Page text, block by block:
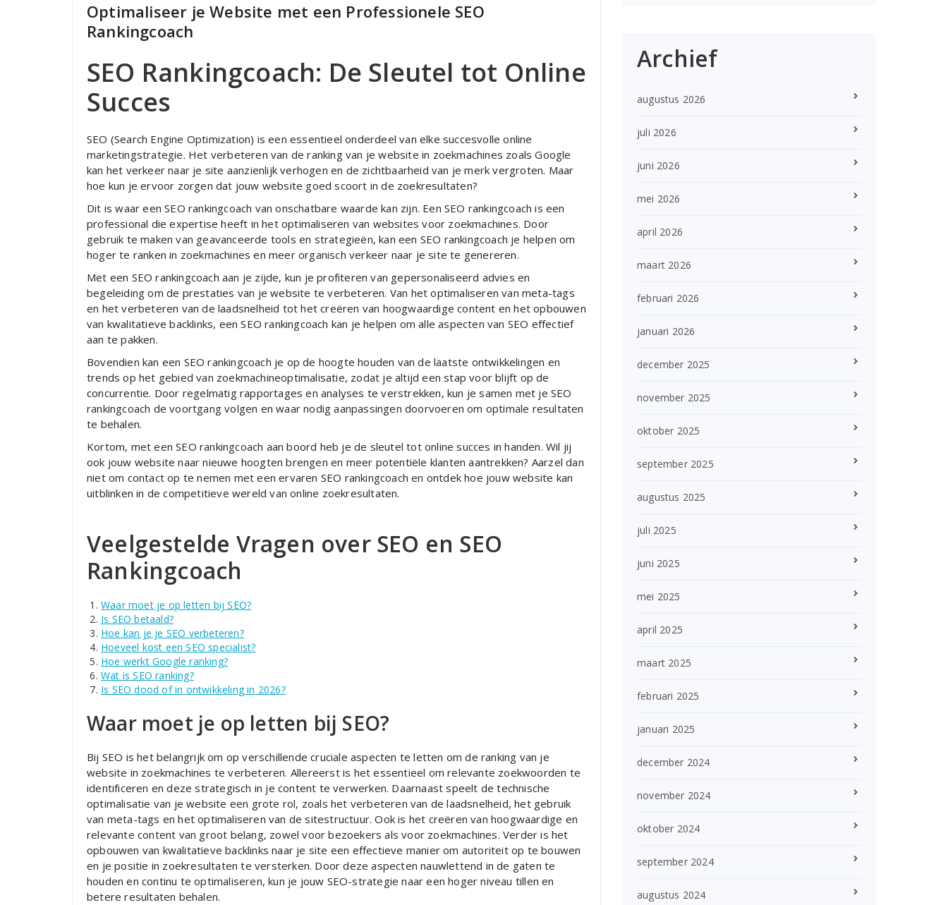
Optimaliseer je Website met een Professionele SEO
Rankingcoach
SEO Rankingcoach: De Sleutel tot Online
Succes
SEO (Search Engine Optimization) is een essentieel onderdeel van elke succesvolle online
marketingstrategie. Het verbeteren van de ranking van je website in zoekmachines zoals Google
kan het verkeer naar je site aanzienlijk verhogen en de zichtbaarheid van je merk vergroten. Maar
hoe kun je ervoor zorgen dat jouw website goed scoort in de zoekresultaten?
Dit is waar een SEO rankingcoach van onschatbare waarde kan zijn. Een SEO rankingcoach is een
professional die expertise heeft in het optimaliseren van websites voor zoekmachines. Door
gebruik te maken van geavanceerde tools en strategieën, kan een SEO rankingcoach je helpen om
hoger te ranken in zoekmachines en meer organisch verkeer naar je site te genereren.
Met een SEO rankingcoach aan je zijde, kun je profiteren van gepersonaliseerd advies en
begeleiding om de prestaties van je website te verbeteren. Van het optimaliseren van meta-tags
en het verbeteren van de laadsnelheid tot het creëren van hoogwaardige content en het opbouwen
van kwalitatieve backlinks, een SEO rankingcoach kan je helpen om alle aspecten van SEO effectief
aan te pakken.
Bovendien kan een SEO rankingcoach je op de hoogte houden van de laatste ontwikkelingen en
trends op het gebied van zoekmachineoptimalisatie, zodat je altijd een stap voor blijft op de
concurrentie. Door regelmatig rapportages en analyses te verstrekken, kun je samen met je SEO
rankingcoach de voortgang volgen en waar nodig aanpassingen doorvoeren om optimale resultaten
te behalen.
Kortom, met een SEO rankingcoach aan boord heb je de sleutel tot online succes in handen. Wil jij
ook jouw website naar nieuwe hoogten brengen en meer potentiële klanten aantrekken? Aarzel dan
niet om contact op te nemen met een ervaren SEO rankingcoach en ontdek hoe jouw website kan
uitblinken in de competitieve wereld van online zoekresultaten.
Veelgestelde Vragen over SEO en SEO
Rankingcoach
Waar moet je op letten bij SEO?
Is SEO betaald?
Hoe kan je je SEO verbeteren?
Hoeveel kost een SEO specialist?
Hoe werkt Google ranking?
Wat is SEO ranking?
Is SEO dood of in ontwikkeling in 2026?
Waar moet je op letten bij SEO?
Bij SEO is het belangrijk om op verschillende cruciale aspecten te letten om de ranking van je
website in zoekmachines te verbeteren. Allereerst is het essentieel om relevante zoekwoorden te
identificeren en deze strategisch in je content te verwerken. Daarnaast speelt de technische
optimalisatie van je website een grote rol, zoals het verbeteren van de laadsnelheid, het gebruik
van meta-tags en het optimaliseren van de sitestructuur. Ook is het creëren van hoogwaardige en
relevante content van groot belang, zowel voor bezoekers als voor zoekmachines. Verder is het
opbouwen van kwalitatieve backlinks naar je site een effectieve manier om autoriteit op te bouwen
en je positie in zoekresultaten te versterken. Door deze aspecten nauwlettend in de gaten te
houden en continu te optimaliseren, kun je jouw SEO-strategie naar een hoger niveau tillen en
betere resultaten behalen.
Archief
augustus 2026
juli 2026
juni 2026
mei 2026
april 2026
maart 2026
februari 2026
januari 2026
december 2025
november 2025
oktober 2025
september 2025
augustus 2025
juli 2025
juni 2025
mei 2025
april 2025
maart 2025
februari 2025
januari 2025
december 2024
november 2024
oktober 2024
september 2024
augustus 2024